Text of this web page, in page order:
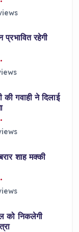
रहेगी
गवाही ने दिलाई
शाह मक्की
निकलेगी